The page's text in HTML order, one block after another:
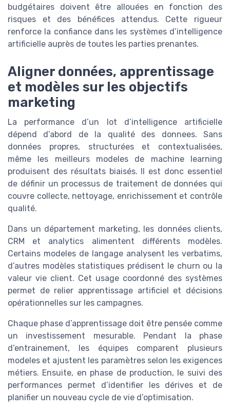
budgétaires doivent être allouées en fonction des
risques et des bénéfices attendus. Cette rigueur
renforce la confiance dans les systèmes d’intelligence
artificielle auprès de toutes les parties prenantes.
Aligner données, apprentissage
et modèles sur les objectifs
marketing
La performance d’un lot d’intelligence artificielle
dépend d’abord de la qualité des donnees. Sans
données propres, structurées et contextualisées,
même les meilleurs modeles de machine learning
produisent des résultats biaisés. Il est donc essentiel
de définir un processus de traitement de données qui
couvre collecte, nettoyage, enrichissement et contrôle
qualité.
Dans un département marketing, les données clients,
CRM et analytics alimentent différents modèles.
Certains modeles de langage analysent les verbatims,
d’autres modèles statistiques prédisent le churn ou la
valeur vie client. Cet usage coordonné des systèmes
permet de relier apprentissage artificiel et décisions
opérationnelles sur les campagnes.
Chaque phase d’apprentissage doit être pensée comme
un investissement mesurable. Pendant la phase
d’entrainement, les équipes comparent plusieurs
modeles et ajustent les paramètres selon les exigences
métiers. Ensuite, en phase de production, le suivi des
performances permet d’identifier les dérives et de
planifier un nouveau cycle de vie d’optimisation.